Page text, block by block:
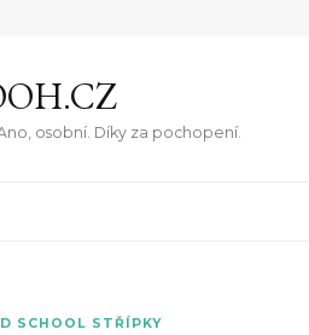
osobní. Díky za pochopení.
SCHOOL STŘÍPKY